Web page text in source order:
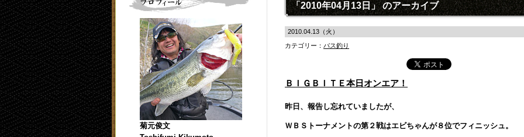
菊元俊文
「2010年04月13日」 のアーカイブ
2010.04.13（火）
カテゴリー： バス釣り
ＢＩＧＢＩＴＥ本日オンエア！
昨日、報告し忘れていましたが、
ＷＢＳトーナメントの第２戦はエビちゃんが８位でフィニッシュ。